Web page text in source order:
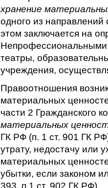
хранение
одного из направлений
этом заключается на
Непрофессиональными
театры,
учреждения,
Правоотношения
материальных
части 2 Гражданского
материальных
ГК РФ (п. 1 ст. 901 ГК
утрату, недостачу или
материальных
убытки, если законом
393, п.1 ст. 902 ГК РФ).